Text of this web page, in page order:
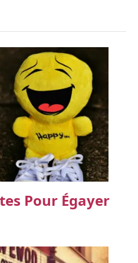
Pour Égayer